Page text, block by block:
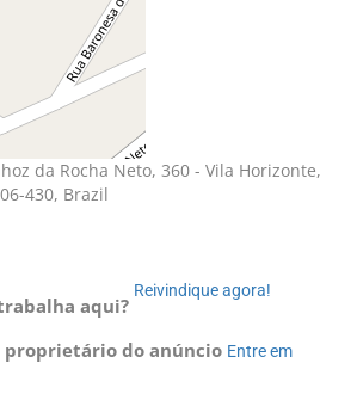
da Rocha Neto, 360 - Vila Horizonte,
430, Brazil
aqui?
Reivindique agora!
proprietário do anúncio Entre em